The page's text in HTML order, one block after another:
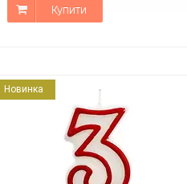
Купити
Новинка